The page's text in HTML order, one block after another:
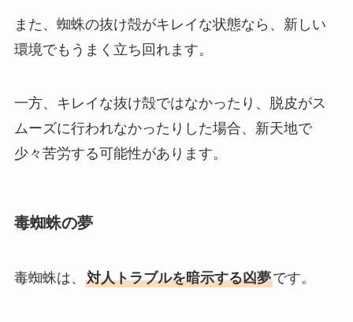
また、蜘蛛の抜け殻がキレイな状態なら、新しい
環境でもうまく立ち回れます。
一方、キレイな抜け殻ではなかったり、脱皮がス
ムーズに行われなかったりした場合、新天地で
少々苦労する可能性があります。
毒蜘蛛の夢
毒蜘蛛は、 対人トラブルを暗示する凶夢です。